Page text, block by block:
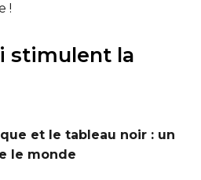
!
stimulent la
et le tableau noir : un
le monde